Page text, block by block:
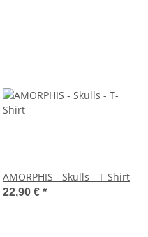
AMORPHIS - Skulls - T-Shirt
22,90 € *